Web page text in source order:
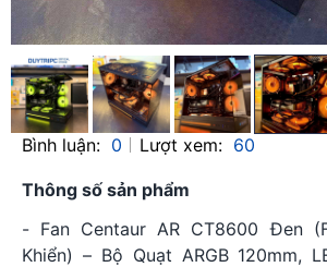
Bình luận: 0 Lượt xem: 60
Thông số sản phẩm
- Fan Centaur AR CT8600 Đen
Khiển) – Bộ Quạt ARGB 120mm,